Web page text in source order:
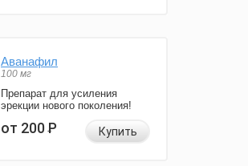
Аванафил
100 мг
Препарат для усиления
эрекции нового поколения!
от 200Р Купить